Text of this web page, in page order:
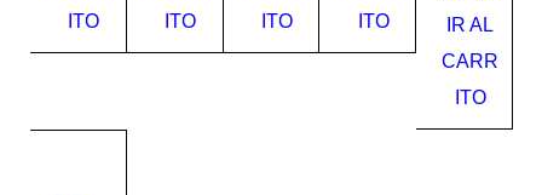
797
ITO
ITO
827
ITO
012
ITO
OL
KT-
MT
102
IR AL
CARR
ITO